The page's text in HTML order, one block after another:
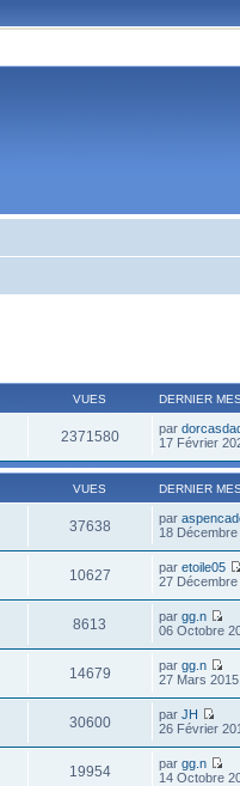
VUES DERNIER
2371580 par
17 Février
VUES DERNIER
37638 par
18
10627 paretoile05
27
8613 pargg.n
06 Octobre
14679 pargg.n
27 Mars
30600 parJH
26 Février
19954 pargg.n
14 Octobre